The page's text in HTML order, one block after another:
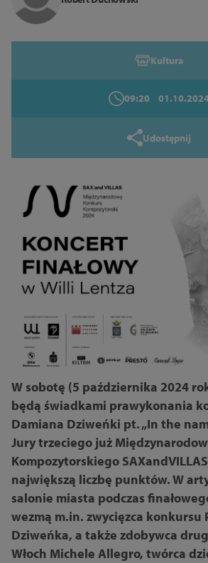
Kultura
09:20
Udostępnij
W sobotę (5 października 2024
będą świadkami prawykonania
Damiana Dziweńki pt. „In the
Jury trzeciego już
Kompozytorskiego
największą liczbę punktów. W
salonie miasta podczas
wezmą m.in. zwycięzca konkursu
Dziweńka, a także zdobywca
Włoch Michele Allegro, twórca